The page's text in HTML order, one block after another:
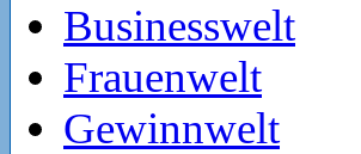
Businesswelt
Frauenwelt
Gewinnwelt